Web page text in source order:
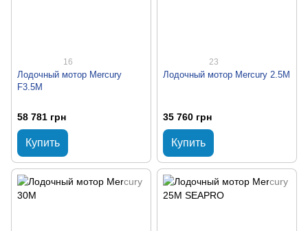
16
Лодочный мотор Mercury
F3.5M
58 781 грн
Купить
23
Лодочный мотор Mercury 2.5M
35 760 грн
Купить